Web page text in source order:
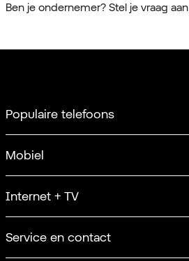
Ben je ondernemer? Stel je vraag aan
Populaire telefoons
Apple iPhone 17 Pro
Mobiel
Unlimited
Internet + TV
Service en contact